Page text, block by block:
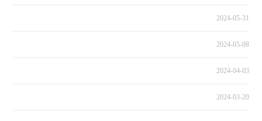
2024-05-31
2024-05-08
2024-04-03
2024-03-20